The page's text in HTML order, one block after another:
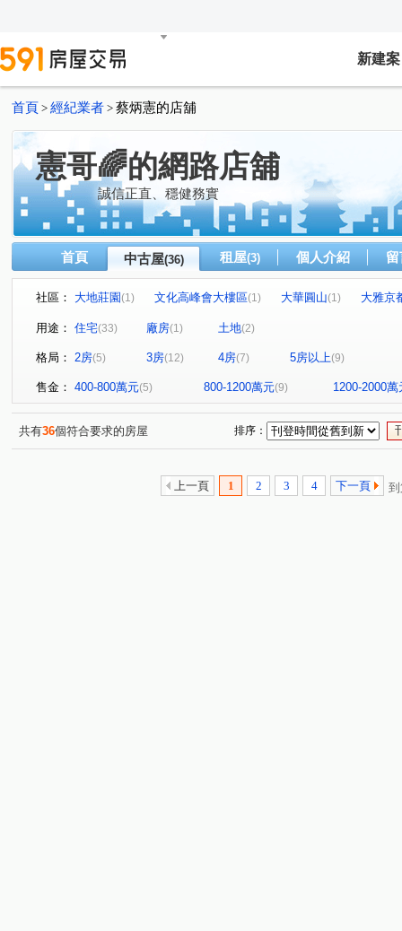
新建案
首頁 > 經紀業者 > 蔡炳憲的店舖
憲哥🌈的網路店舖
誠信正直、穩健務實
首頁 中古屋(36) 租屋(3) 個人介紹
社區： 大地莊園(1) 文化高峰會大樓區(1) 大華圓山(1)
大雅京
康詩丹庭大樓
(1) 鋭揚捷仕堡 (1)
NeXT21
五甲第一大樓(1) 富邦大無疆A棟(1)
市中雙橡園大樓
大家居易(1) 都市麗晶大廈 (1)
太普
鳳山世界觀(1) 登豐29(1) 內坑路(1) 廣州一街(1)
客
和平一路(1) 環河東街(1) 重光路(1)
五
大福街(1) 瑞興路(1) 機場北路(1) 中山一路(1)
馬卡
永和街 (1) 和德街(1) 教仁路 復興路
用途： 住宅(33) 廠房(1) 土地(2)
格局： 2房(5) 3房(12) 4房(7) 5房以上(9)
售金： 400-800萬元(5) 800-1200萬元(9) 1200-2000萬
共有36個符合要求的房屋 排序：
上一頁 1 2 3 4 下一頁